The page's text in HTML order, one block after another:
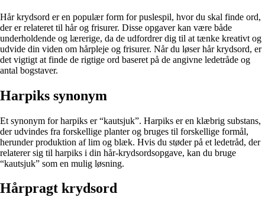
Hår krydsord er en populær form for puslespil, hvor du skal finde ord,
der er relateret til hår og frisurer. Disse opgaver kan være både
underholdende og lærerige, da de udfordrer dig til at tænke kreativt og
udvide din viden om hårpleje og frisurer. Når du løser hår krydsord, er
det vigtigt at finde de rigtige ord baseret på de angivne ledetråde og
antal bogstaver.
Harpiks synonym
Et synonym for harpiks er “kautsjuk”. Harpiks er en klæbrig substans,
der udvindes fra forskellige planter og bruges til forskellige formål,
herunder produktion af lim og blæk. Hvis du støder på et ledetråd, der
relaterer sig til harpiks i din hår-krydsordsopgave, kan du bruge
“kautsjuk” som en mulig løsning.
Hårpragt krydsord